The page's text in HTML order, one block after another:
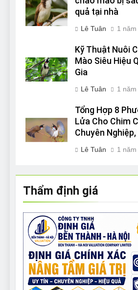
quả tại nhà
Lê Tuân 1 năm
Kỹ Thuật Nuôi
Mào Siêu Hiệu
Gia
Lê Tuân 1 năm
Tổng Hợp 8
Lửa Cho Chim
Chuyên Nghiệp,
Lê Tuân 1 năm
Thẩm định giá